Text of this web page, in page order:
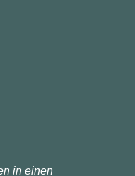
in einen